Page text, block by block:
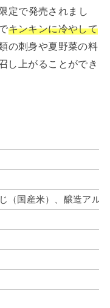
定で発売されまし
キンキンに冷やして
の刺身や夏野菜の料
し上がることができ
（国産米）、醸造ア